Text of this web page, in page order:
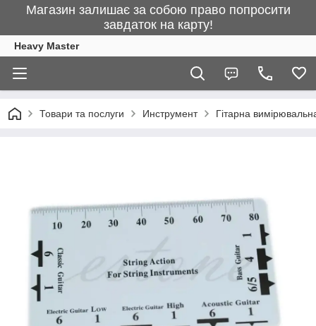
Магазин залишає за собою право попросити
завдаток на карту!
Heavy Master
Товари та послуги Инструмент Гітарна